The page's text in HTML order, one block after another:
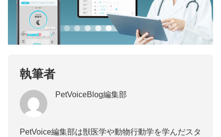
執筆者
PetVoiceBlog編集部
PetVoice編集部は獣医学や動物行動学を学んだスタ